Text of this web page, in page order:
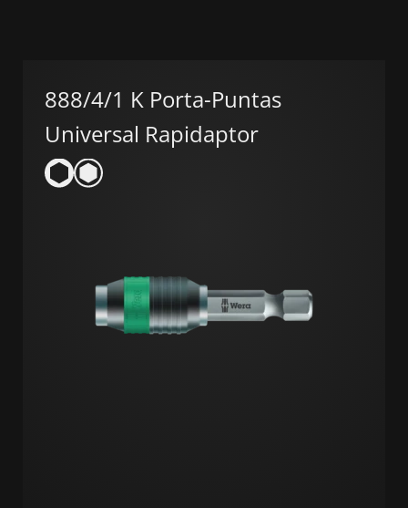
888/4/1 K Porta-Puntas
Universal Rapidaptor